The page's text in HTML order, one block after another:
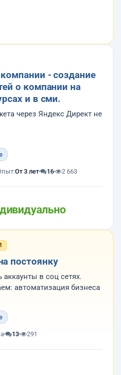
- создание
о компании на
и в сми.
через Яндекс Директ не
с сотрудниками
список ресурсов
От 3 лет 16 2 663
постоянку
аккаунты в соц сетях.
автоматизация бизнеса
как инженеры,
которые с умом и
ИИ для разработки
13 291